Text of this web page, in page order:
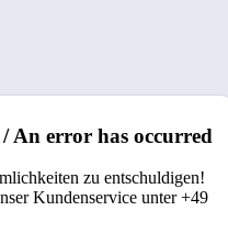
An error has occurred
zu entschuldigen!
Kundenservice unter +49